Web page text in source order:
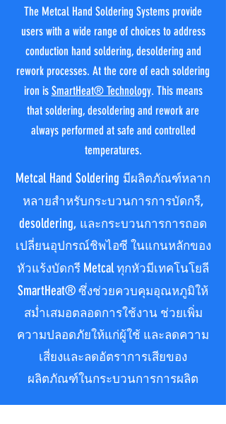
The Metcal Hand Soldering Systems provide
users with a wide range of choices to address
conduction hand soldering, desoldering and
rework processes. At the core of each soldering
iron is SmartHeat® Technology. This means
that soldering, desoldering and rework are
always performed at safe and controlled
temperatures.
Metcal Hand Soldering มีผลิตภัณฑ์หลาก
หลายสำหรับกระบวนการการบัดกรี,
desoldering, และกระบวนการการถอด
เปลี่ยนอุปกรณ์ชิพไอซี ในแกนหลักของ
หัวแร้งบัดกรี Metcalทุกหัวมีเทคโนโยลี
SmartHeat® ซึ่งช่วยควบคุมอุณหภูมิให้
สม่ำเสมอตลอดการใช้งาน ช่วยเพิ่ม
ความปลอดภัยให้แก่ผู้ใช้ และลดความ
เสี่ยงและลดอัตราการเสียของ
ผลิตภัณฑ์ในกระบวนการการผลิต